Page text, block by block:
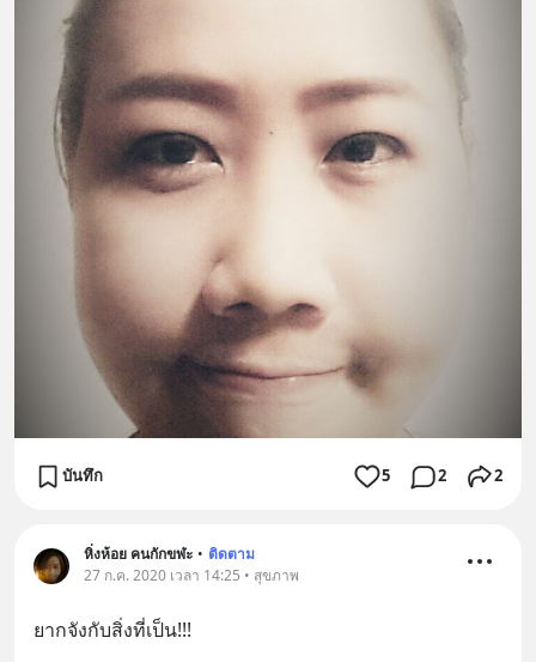
บันทึก 5 2 2
หิ่งห้อย คนกักขฬะ • ติดตาม
27 ก.ค. 2020 เวลา 14:25 • สุขภาพ
ยากจังกับสิ่งที่เป็น!!!